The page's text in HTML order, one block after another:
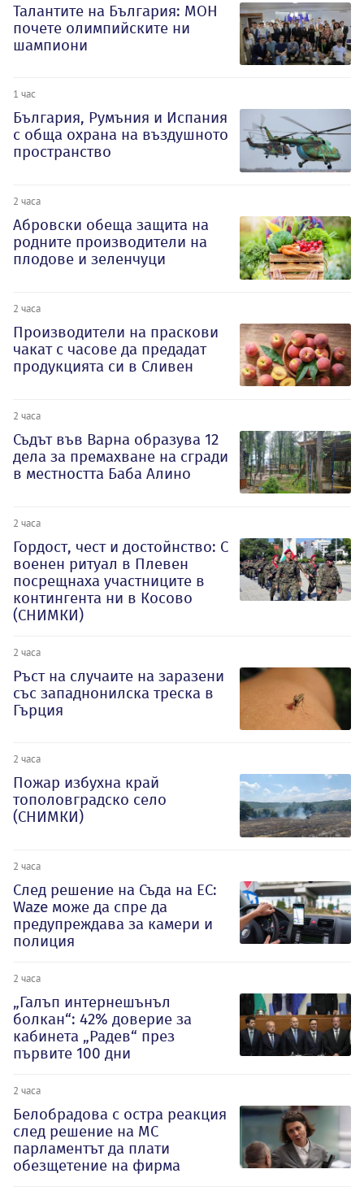
Талантите на България: МОН
почете олимпийските ни
шампиони
1 час
България, Румъния и Испания
с обща охрана на въздушното
пространство
2 часа
Абровски обеща защита на
родните производители на
плодове и зеленчуци
2 часа
Производители на праскови
чакат с часове да предадат
продукцията си в Сливен
2 часа
Съдът във Варна образува 12
дела за премахване на сгради
в местността Баба Алино
2 часа
Гордост, чест и достойнство: С
военен ритуал в Плевен
посрещнаха участниците в
контингента ни в Косово
(СНИМКИ)
2 часа
Ръст на случаите на заразени
със западнонилска треска в
Гърция
2 часа
Пожар избухна край
тополовградско село
(СНИМКИ)
2 часа
След решение на Съда на ЕС:
Waze може да спре да
предупреждава за камери и
полиция
2 часа
„Галъп интернешънъл
болкан“: 42% доверие за
кабинета „Радев“ през
първите 100 дни
2 часа
Белобрадова с остра реакция
след решение на МС
парламентът да плати
обезщетение на фирма